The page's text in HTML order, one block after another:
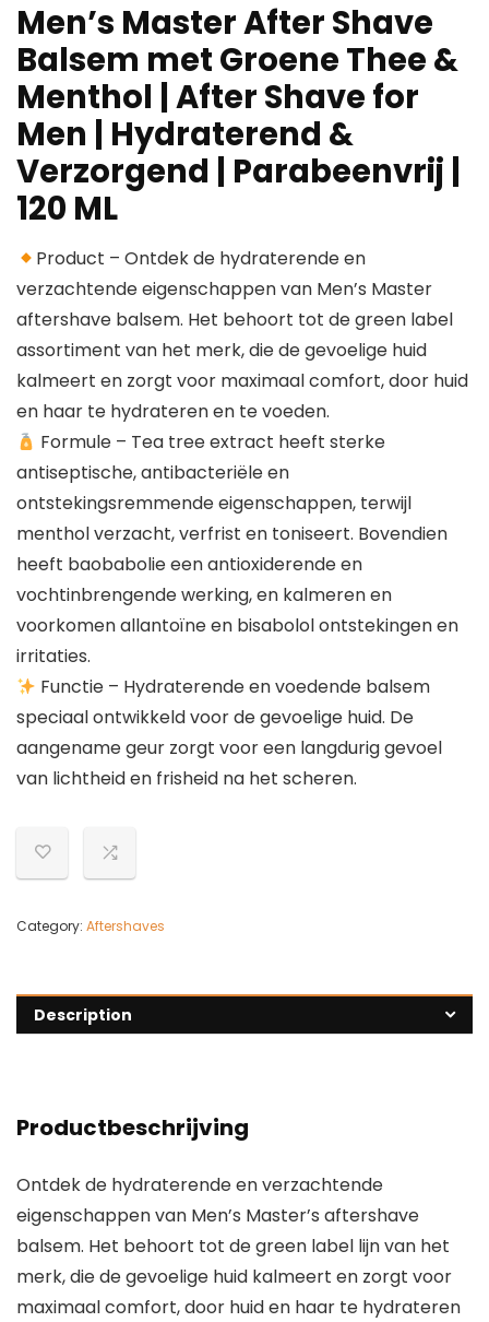
Men’s Master After Shave
Balsem met Groene Thee &
Menthol | After Shave for
Men | Hydraterend &
Verzorgend | Parabeenvrij |
120 ML
Product – Ontdek de hydraterende en
verzachtende eigenschappen van Men’s Master
aftershave balsem. Het behoort tot de green label
assortiment van het merk, die de gevoelige huid
kalmeert en zorgt voor maximaal comfort, door huid
en haar te hydrateren en te voeden.
Formule – Tea tree extract heeft sterke
antiseptische, antibacteriële en
ontstekingsremmende eigenschappen, terwijl
menthol verzacht, verfrist en toniseert. Bovendien
heeft baobabolie een antioxiderende en
vochtinbrengende werking, en kalmeren en
voorkomen allantoïne en bisabolol ontstekingen en
irritaties.
Functie – Hydraterende en voedende balsem
speciaal ontwikkeld voor de gevoelige huid. De
aangename geur zorgt voor een langdurig gevoel
van lichtheid en frisheid na het scheren.
Category: Aftershaves
Description
Productbeschrijving
Ontdek de hydraterende en verzachtende
eigenschappen van Men’s Master’s aftershave
balsem. Het behoort tot de green label lijn van het
merk, die de gevoelige huid kalmeert en zorgt voor
maximaal comfort, door huid en haar te hydrateren